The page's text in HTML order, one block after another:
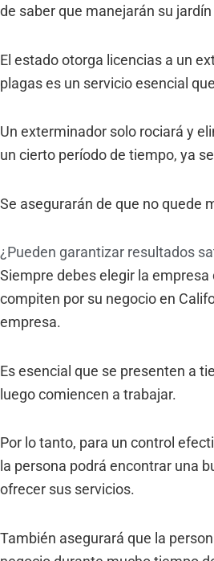
de saber que manejarán su
El estado otorga licencias a un
plagas es un servicio esencial
Un exterminador solo rociará y
un cierto período de tiempo, ya
Se asegurarán de que no quede
¿Pueden garantizar resultados
Siempre debes elegir la
compiten por su negocio en
empresa.
Es esencial que se presenten a
luego comiencen a trabajar.
Por lo tanto, para un control
la persona podrá encontrar una
ofrecer sus servicios.
También asegurará que la